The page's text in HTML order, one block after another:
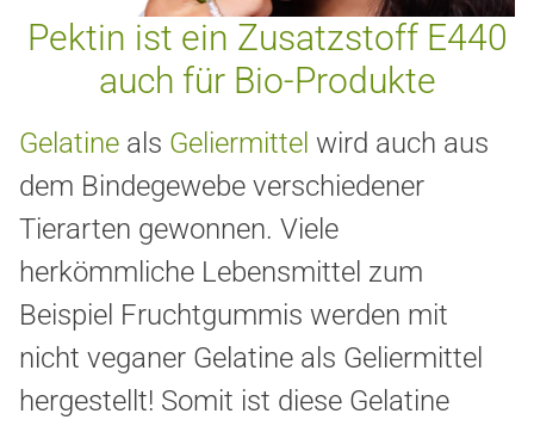
Pektin ist ein Zusatzstoff E440
auch für Bio-Produkte
Gelatine als Geliermittel wird auch aus
dem Bindegewebe verschiedener
Tierarten gewonnen. Viele
herkömmliche Lebensmittel zum
Beispiel Fruchtgummis werden mit
nicht veganer Gelatine als Geliermittel
hergestellt! Somit ist diese Gelatine